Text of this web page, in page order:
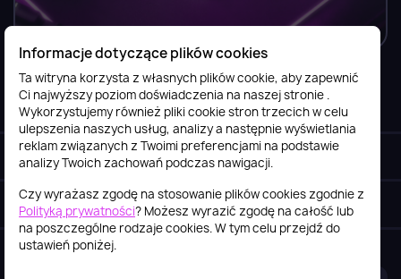
Informacje
Obsługa klienta
Szybki kontakt keyboard_arrow_down
Informacje dotyczące plików cookies
Ta witryna korzysta z własnych plików cookie, aby zapewnić
Ci najwyższy poziom doświadczenia na naszej stronie .
Wykorzystujemy również pliki cookie stron trzecich w celu
ulepszenia naszych usług, analizy a następnie wyświetlania
reklam związanych z Twoimi preferencjami na podstawie
analizy Twoich zachowań podczas nawigacji.
Czy wyrażasz zgodę na stosowanie plików cookies zgodnie z
Polityką prywatności? Możesz wyrazić zgodę na całość lub
na poszczególne rodzaje cookies. W tym celu przejdź do
ustawień poniżej.